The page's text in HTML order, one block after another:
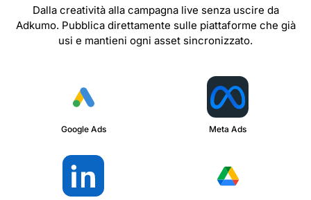
Dalla creatività alla campagna live senza uscire da
Adkumo. Pubblica direttamente sulle piattaforme che già
usi e mantieni ogni asset sincronizzato.
Google Ads Meta Ads